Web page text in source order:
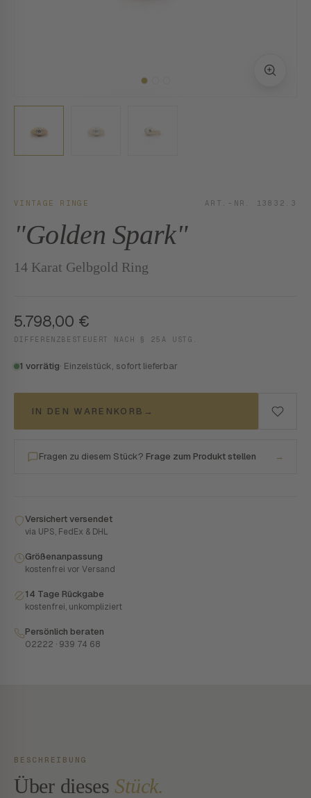
VINTAGE RINGE ART.-NR. 13832.3
"Golden Spark"
14 Karat Gelbgold Ring
5.798,00 €
DIFFERENZBESTEUERT NACH § 25A USTG.
1 vorrätig· Einzelstück, sofort lieferbar
IN DEN WARENKORB →
Fragen zu diesem Stück? Frage zum Produkt stellen →
Versichert versendet
via UPS, FedEx & DHL
Größenanpassung
kostenfrei vor Versand
14 Tage Rückgabe
kostenfrei, unkompliziert
Persönlich beraten
02222 · 939 74 68
BESCHREIBUNG
Über dieses Stück.